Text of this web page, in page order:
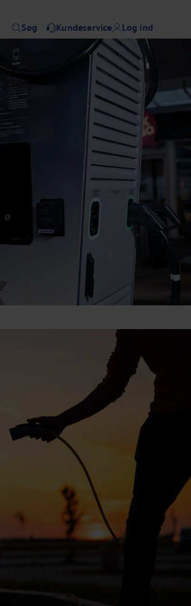
Søg
Kundeservice Log ind